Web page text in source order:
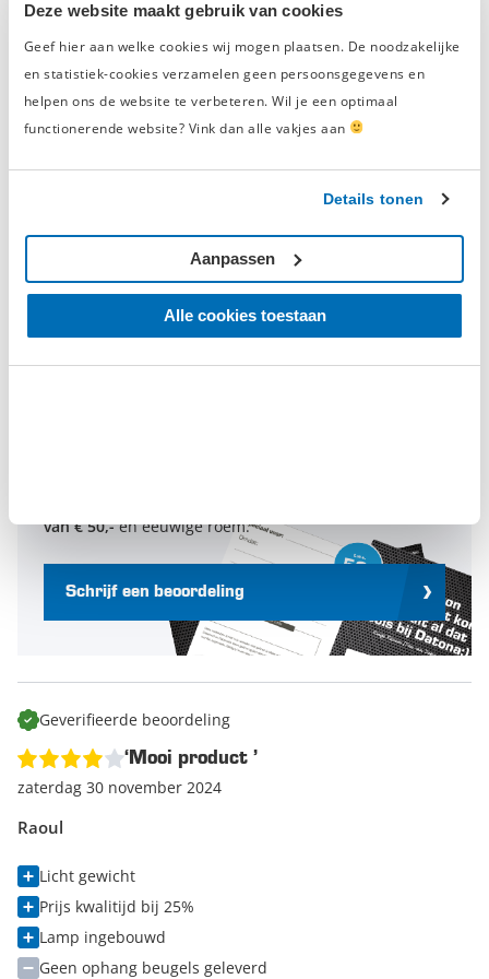
Deze website maakt gebruik van cookies
Geef hier aan welke cookies wij mogen plaatsen. De noodzakelijke
en statistiek-cookies verzamelen geen persoonsgegevens en
helpen ons de website te verbeteren. Wil je een optimaal
functionerende website? Vink dan alle vakjes aan
Details tonen
Alle cookies toestaan
Aanpassen
gereedschappen er snel bij kunt pakken!
Beoordelingen
4/5
5
0
3
0
van € 50,-en eeuwige roem.
Schrijf een beoordeling
Geverifieerde beoordeling
Raoul
‘Mooi product ’
zaterdag 30 november 2024
Licht gewicht
Prijs kwalitijd bij 25%
Lamp ingebouwd
Geen ophang beugels geleverd